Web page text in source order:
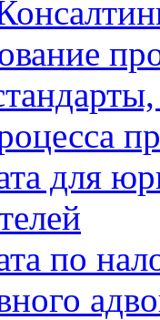
для
по